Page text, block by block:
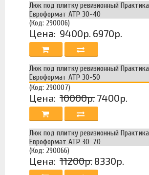
Люк под плитку ревизионный Практика
Евроформат АТР 30-40
(Код: 290006)
Цена: 9400р. 6970р.
Люк под плитку ревизионный Практика
Евроформат АТР 30-50
(Код: 290007)
Цена: 10000р. 7400р.
Люк под плитку ревизионный Практика
Евроформат АТР 30-70
(Код: 290066)
Цена: 11200р. 8330р.